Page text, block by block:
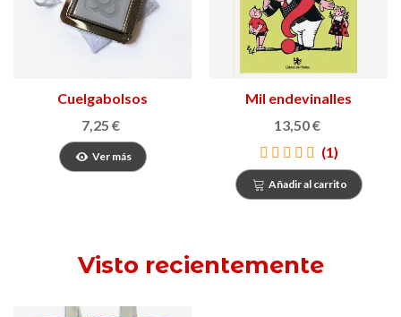
Cuelgabolsos
Modernista
7,25 €
Ver más
Mil endevinalles
catalanes amb les seves
13,50 €
(1)
Añadir al carrito
Visto recientemente